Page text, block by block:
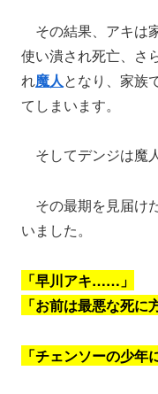
その結果、アキは
使い潰され死亡、さ
れ魔人となり、家族
てしまいます。
そしてデンジは魔
その最期を見届け
いました。
「早川アキ……」
「お前は最悪な死に
「チェンソーの少年